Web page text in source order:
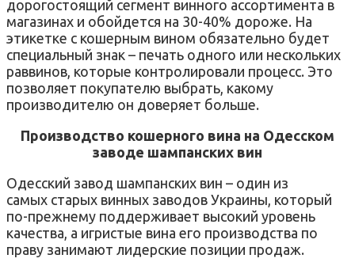
дорогостоящий сегмент винного ассортимента в
магазинах и обойдется на 30-40% дороже. На
этикетке с кошерным вином обязательно будет
специальный знак – печать одного или нескольких
раввинов, которые контролировали процесс. Это
позволяет покупателю выбрать, какому
производителю он доверяет больше.
Производство кошерного вина на Одесском
заводе шампанских вин
Одесский завод шампанских вин – один из
самых старых винных заводов Украины, который
по-прежнему поддерживает высокий уровень
качества, а игристые вина его производства по
праву занимают лидерские позиции продаж.